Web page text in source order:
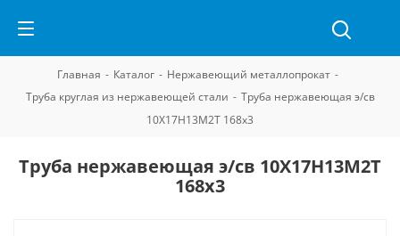
Главная - Каталог - Нержавеющий металлопрокат -
Труба круглая из нержавеющей стали - Труба нержавеющая э/св
10Х17Н13М2Т 168х3
Труба нержавеющая э/св 10Х17Н13М2Т
168х3